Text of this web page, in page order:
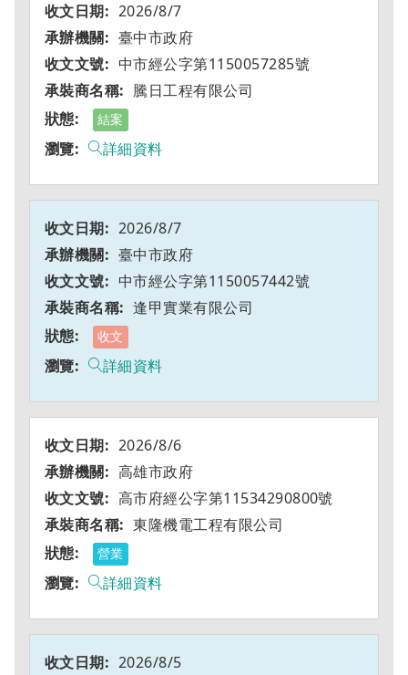
2026/8/7
臺中市政府
中市經公字第1150057285號
騰日工程有限公司
結案
詳細資料
2026/8/7
臺中市政府
中市經公字第1150057442號
逢甲實業有限公司
收文
詳細資料
2026/8/6
高雄市政府
高市府經公字第11534290800號
東隆機電工程有限公司
營業
詳細資料
2026/8/5